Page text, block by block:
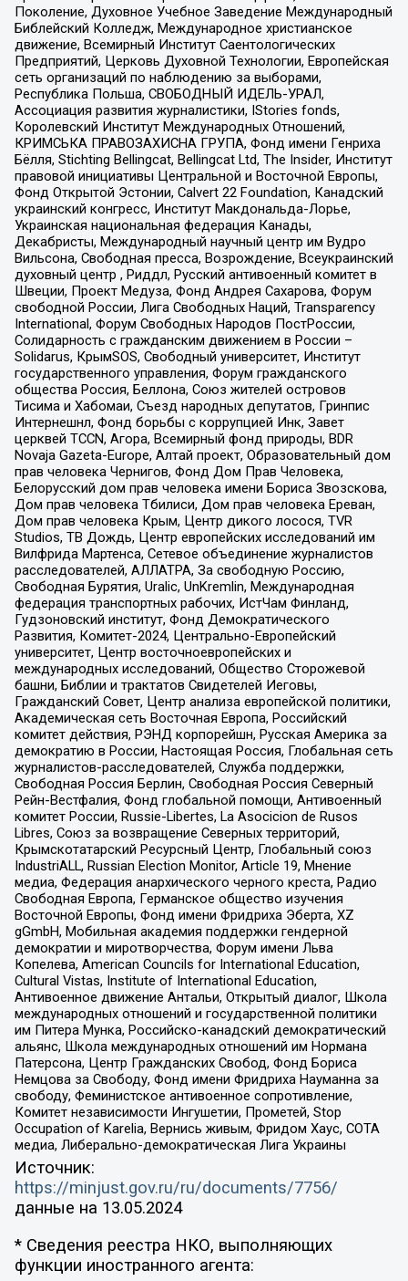
Поколение, Духовное Учебное Заведение Международный
Библейский Колледж, Международное христианское
движение, Всемирный Институт Саентологических
Предприятий, Церковь Духовной Технологии, Европейская
сеть организаций по наблюдению за выборами,
Республика Польша, СВОБОДНЫЙ ИДЕЛЬ-УРАЛ,
Ассоциация развития журналистики, IStories fonds,
Королевский Институт Международных Отношений,
КРИМСЬКА ПРАВОЗАХИСНА ГРУПА, Фонд имени Генриха
Бёлля, Stichting Bellingcat, Bellingcat Ltd, The Insider, Институт
правовой инициативы Центральной и Восточной Европы,
Фонд Открытой Эстонии, Calvert 22 Foundation, Канадский
украинский конгресс, Институт Макдональда-Лорье,
Украинская национальная федерация Канады,
Декабристы, Международный научный центр им Вудро
Вильсона, Свободная пресса, Возрождение, Всеукраинский
духовный центр , Риддл, Русский антивоенный комитет в
Швеции, Проект Медуза, Фонд Андрея Сахарова, Форум
свободной России, Лига Свободных Наций, Transparеncy
International, Форум Свободных Народов ПостРоссии,
Солидарность с гражданским движением в России –
Solidarus, КрымSOS, Свободный университет, Институт
государственного управления, Форум гражданского
общества Россия, Беллона, Союз жителей островов
Тисима и Хабомаи, Съезд народных депутатов, Гринпис
Интернешнл, Фонд борьбы с коррупцией Инк, Завет
церквей TCCN, Агора, Всемирный фонд природы, BDR
Novaja Gazeta-Europe, Алтай проект, Образовательный дом
прав человека Чернигов, Фонд Дом Прав Человека,
Белорусский дом прав человека имени Бориса Звозскова,
Дом прав человека Тбилиси, Дом прав человека Ереван,
Дом прав человека Крым, Центр дикого лосося, TVR
Studios, ТВ Дождь, Центр европейских исследований им
Вилфрида Мартенса, Сетевое объединение журналистов
расследователей, АЛЛАТРА, За свободную Россию,
Свободная Бурятия, Uralic, UnKremlin, Международная
федерация транспортных рабочих, ИстЧам Финланд,
Гудзоновский институт, Фонд Демократического
Развития, Комитет-2024, Центрально-Европейский
университет, Центр восточноевропейских и
международных исследований, Общество Сторожевой
башни, Библии и трактатов Свидетелей Иеговы,
Гражданский Совет, Центр анализа европейской политики,
Академическая сеть Восточная Европа, Российский
комитет действия, РЭНД корпорейшн, Русская Америка за
демократию в России, Настоящая Россия, Глобальная сеть
журналистов-расследователей, Служба поддержки,
Свободная Россия Берлин, Свободная Россия Северный
Рейн-Вестфалия, Фонд глобальной помощи, Антивоенный
комитет России, Russie-Libertes, La Asocicion de Rusos
Libres, Союз за возвращение Северных территорий,
Крымскотатарский Ресурсный Центр, Глобальный союз
IndustriALL, Russian Election Monitor, Article 19, Мнение
медиа, Федерация анархического черного креста, Радио
Свободная Европа, Германское общество изучения
Восточной Европы, Фонд имени Фридриха Эберта, XZ
gGmbH, Мобильная академия поддержки гендерной
демократии и миротворчества, Форум имени Льва
Копелева, American Councils for International Education,
Cultural Vistas, Institute of International Education,
Антивоенное движение Антальи, Открытый диалог, Школа
международных отношений и государственной политики
им Питера Мунка, Российско-канадский демократический
альянс, Школа международных отношений им Нормана
Патерсона, Центр Гражданских Свобод, Фонд Бориса
Немцова за Свободу, Фонд имени Фридриха Науманна за
свободу, Феминистское антивоенное сопротивление,
Комитет независимости Ингушетии, Прометей, Stop
Occupation of Karelia, Вернись живым, Фридом Хаус, СОТА
медиа, Либерально-демократическая Лига Украины
Источник:
https://minjust.gov.ru/ru/documents/7756/
данные на 13.05.2024
* Сведения реестра НКО, выполняющих
функции иностранного агента: